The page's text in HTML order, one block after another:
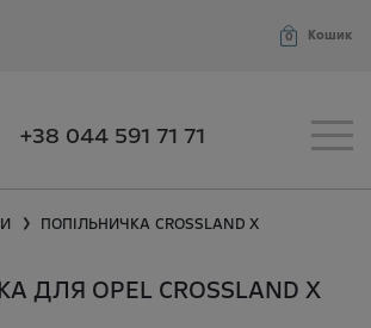
0 Кошик
+38 044 591 71 71
❯ ПОПІЛЬНИЧКА CROSSLAND X
ДЛЯ OPEL CROSSLAND X